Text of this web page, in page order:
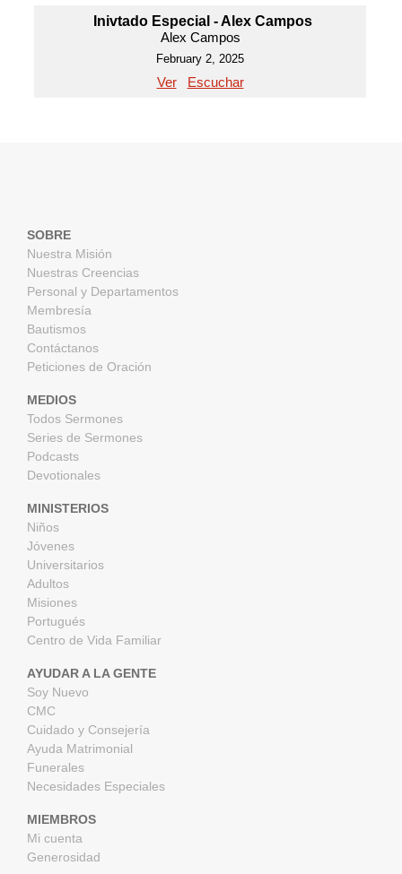
Inivtado Especial - Alex Campos
Alex Campos
February 2, 2025
Ver Escuchar
SOBRE
Nuestra Misión
Nuestras Creencias
Personal y Departamentos
Membresía
Bautismos
Contáctanos
Peticiones de Oración
MEDIOS
Todos Sermones
Series de Sermones
Podcasts
Devotionales
MINISTERIOS
Niños
Jóvenes
Universitarios
Adultos
Misiones
Portugués
Centro de Vida Familiar
AYUDAR A LA GENTE
Soy Nuevo
CMC
Cuidado y Consejería
Ayuda Matrimonial
Funerales
Necesidades Especiales
MIEMBROS
Mi cuenta
Generosidad